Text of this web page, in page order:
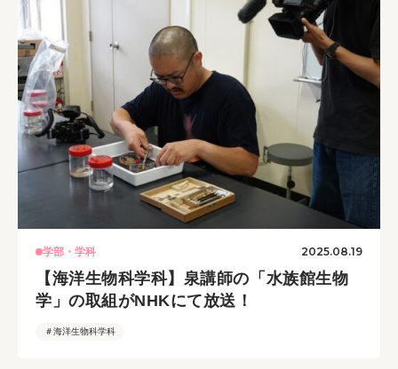
学部・学科 2025.08.19
【海洋生物科学科】泉講師の「水族館生物
学」の取組がNHKにて放送！
＃海洋生物科学科